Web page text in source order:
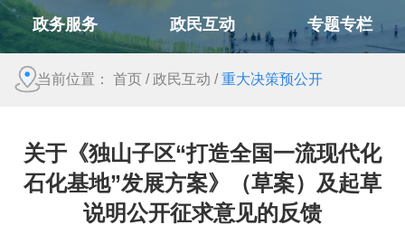
政务服务
政民互动 专题专栏
当前位置： 首页 /政民互动 /重大决策预公开
关于《独山子区“打造全国一流现代化
石化基地”发展方案》（草案）及起草
说明公开征求意见的反馈